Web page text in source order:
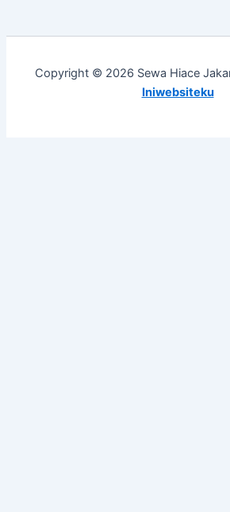
Copyright © 2026 Sewa Hiace
Iniwebsiteku